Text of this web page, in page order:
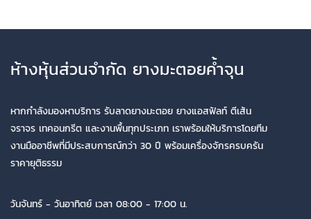
ห้างหุ้นส่วนจำกัด ยางมะตอยค้ำจุน
หากกำลังมองหาบริการ รับลาดยางมะตอย ยางแอสฟัลท์ ตีเส้น
จราจร เทคอนกรีต และงานพื้นทุกประเภท เราพร้อมให้บริการโดยทีม
งานมืออาชีพที่มีประสบการณ์กว่า 30 ปี พร้อมเครื่องจักรครบครัน
ราคายุติธรรม
วันจันทร์ - วันอาทิตย์ เวลา 08:00 - 17:00 น.